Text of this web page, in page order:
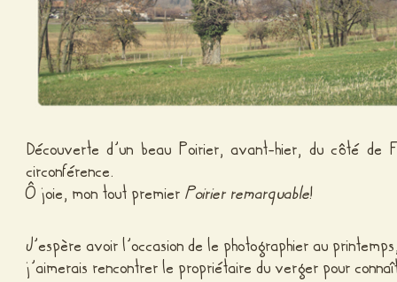
Découverte d’un beau Poirier, avant-hier, du côté
circonférence.
Ô joie, mon tout premier Poirier remarquable!
J’espère avoir l’occasion de le photographier au
j’aimerais rencontrer le propriétaire du verger pour